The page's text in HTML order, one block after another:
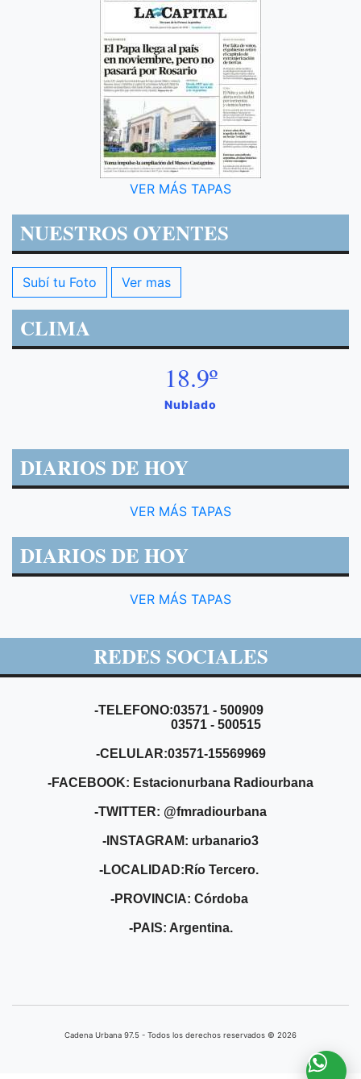
VER MÁS TAPAS
NUESTROS OYENTES
Subí tu Foto Ver mas
CLIMA
18.9º
Nublado
DIARIOS DE HOY
VER MÁS TAPAS
DIARIOS DE HOY
VER MÁS TAPAS
REDES SOCIALES
-TELEFONO:03571 - 500909
03571 - 500515
-CELULAR:03571-15569969
-FACEBOOK: Estacionurbana Radiourbana
-TWITTER: @fmradiourbana
-INSTAGRAM: urbanario3
-LOCALIDAD:Río Tercero.
-PROVINCIA: Córdoba
-PAIS: Argentina.
Cadena Urbana ​97.5 - Todos los derechos reservados © 2026